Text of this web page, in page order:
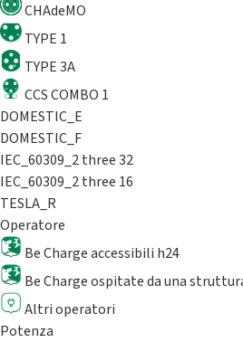
CHAdeMO
TYPE 1
TYPE 3A
CCS COMBO 1
DOMESTIC_E
DOMESTIC_F
IEC_60309_2 three 32
IEC_60309_2 three 16
TESLA_R
Operatore
Be Charge accessibili h24
Be Charge ospitate da una
Altri operatori
Potenza